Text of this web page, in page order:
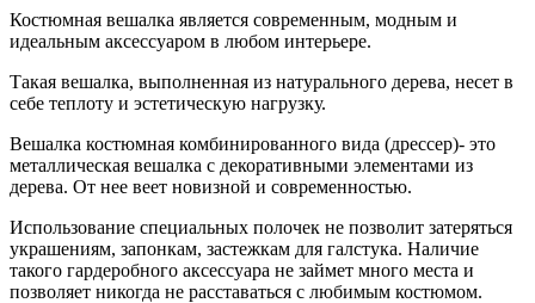
Костюмная вешалка является современным, модным и
идеальным аксессуаром в любом интерьере.
Такая вешалка, выполненная из натурального дерева, несет в
себе теплоту и эстетическую нагрузку.
Вешалка костюмная комбинированного вида (дрессер)- это
металлическая вешалка с декоративными элементами из
дерева. От нее веет новизной и современностью.
Использование специальных полочек не позволит затеряться
украшениям, запонкам, застежкам для галстука. Наличие
такого гардеробного аксессуара не займет много места и
позволяет никогда не расставаться с любимым костюмом.